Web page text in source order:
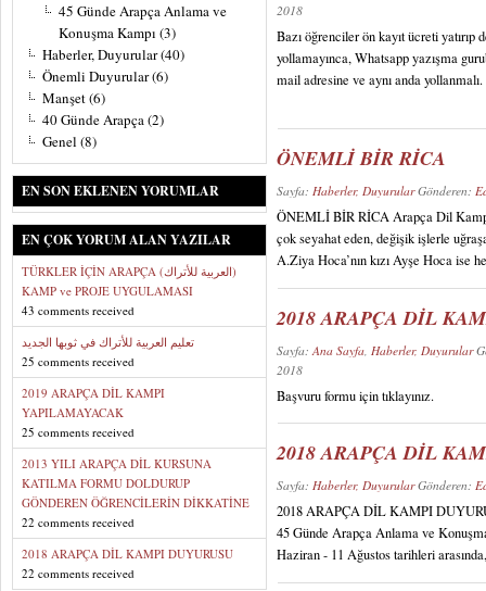
45 Günde Arapça Anlama ve
Konuşma Kampı (3)
Haberler, Duyurular(40)
Önemli Duyurular(6)
Manşet(6)
40 Günde Arapça(2)
Genel (8)
EN SON EKLENEN YORUMLAR
EN ÇOK YORUM ALAN YAZILAR
TÜRKLER İÇİN ARAPÇA (العربية للأتراك)
KAMP ve PROJE UYGULAMASI
43 comments received
تعليم العربية للأتراك في ثوبها الجديد
25 comments received
2019 ARAPÇA DİL KAMPI
YAPILAMAYACAK
25 comments received
2013 YILI ARAPÇA DİL KURSUNA
KATILMA FORMU DOLDURUP
GÖNDEREN ÖĞRENCİLERİN DİKKATİNE
22 comments received
2018 ARAPÇA DİL KAMPI DUYURUSU
22 comments received
2018
Bazı öğrenciler ön kayıt ücreti
yollamayınca, Whatsapp yazışma
mail adresine ve aynı anda
ÖNEMLİ BİR RİCA
Sayfa:Haberler, DuyurularGönderen:
ÖNEMLİ BİR RİCA Arapça Dil
çok seyahat eden, değişik işlerle
A.Ziya Hoca’nın kızı Ayşe Hoca ise
2018 ARAPÇA DİL
Sayfa:Ana Sayfa Haberler, Duyurular
2018
Başvuru formu için tıklayınız.
2018 ARAPÇA DİL
Sayfa:Haberler, DuyurularGönderen:
2018 ARAPÇA DİL KAMPI
45 Günde Arapça Anlama ve
Haziran - 11 Ağustos tarihleri